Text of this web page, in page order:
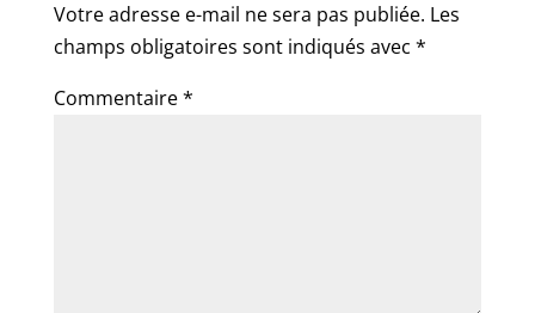
Votre adresse e-mail ne sera pas publiée. Les
champs obligatoires sont indiqués avec *
Commentaire*